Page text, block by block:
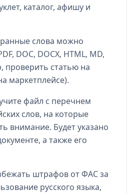
каталог, афишу и
слова можно
DOC, DOCX, HTML, MD,
проверить статью на
маркетплейсе).
файл с перечнем
слов, на которые
внимание. Будет указано
а также его
штрафов от ФАС за
русского языка,